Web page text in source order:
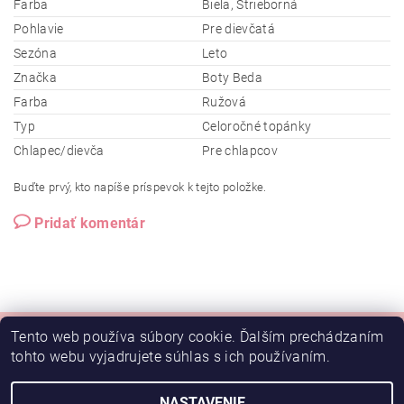
Farba
Biela, Strieborná
Pohlavie
Pre dievčatá
Sezóna
Leto
Značka
Boty Beda
Farba
Ružová
Typ
Celoročné topánky
Chlapec/dievča
Pre chlapcov
Buďte prvý, kto napíše príspevok k tejto položke.
Pridať komentár
Doprava
Tento web používa súbory cookie. Ďalším prechádzaním
tohto webu vyjadrujete súhlas s ich používaním.